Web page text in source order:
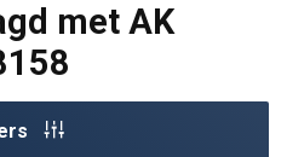
met AK